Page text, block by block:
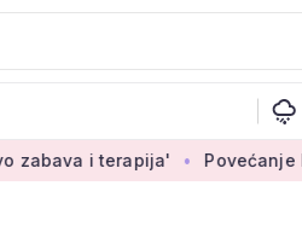
Povećanje braniteljskih